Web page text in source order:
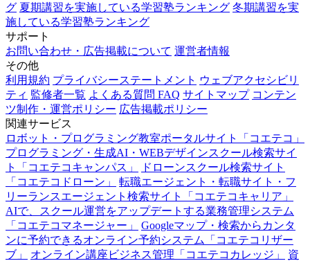
グ 夏期講習を実施している学習塾ランキング 冬期講習を実
施している学習塾ランキング
サポート
お問い合わせ・広告掲載について 運営者情報
その他
利用規約 プライバシーステートメント ウェブアクセシビリ
ティ 監修者一覧 よくある質問 FAQ サイトマップ コンテン
ツ制作・運営ポリシー 広告掲載ポリシー
関連サービス
ロボット・プログラミング教室ポータルサイト「コエテコ」
プログラミング・生成AI・WEBデザインスクール検索サイ
ト「コエテコキャンパス」
ドローンスクール検索サイト
「コエテコドローン」
転職エージェント・転職サイト・フ
リーランスエージェント検索サイト「コエテコキャリア」
AIで、スクール運営をアップデートする業務管理システム
「コエテコマネージャー」
Googleマップ・検索からカンタ
ンに予約できるオンライン予約システム「コエテコリザー
ブ」
オンライン講座ビジネス管理「コエテコカレッジ」
資